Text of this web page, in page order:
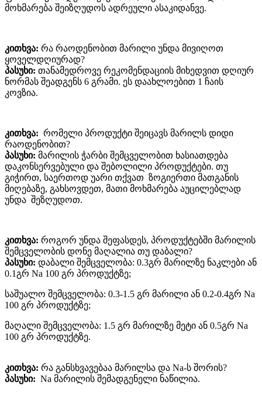
მოხმარება შეიზღუდოს ადრეული ასაკიდანვე.
კითხვა: რა რაოდენობით მარილი უნდა მივიღოთ
ყოველდღიურად?
პასუხი: თანამედროვე რეკომენდაციის მიხედვით დღიურ
ნორმას შეადგენს 6 გრამი. ეს დაახლოებით 1 ჩაის
კოვზია.
კითხვა: რომელი პროდუქტი შეიცავს მარილს დიდი
რაოდენობით?
პასუხი: მარილის ჭარბი შემცველობით ხასიათდება
დაკონსერვებული და შებოლილი პროდუქტები. თუ
გიჭირთ, საერთოდ უარი თქვათ ზოგიერთი მათგანის
მიღებაზე, გახსოვდეთ, მათი მოხმარება აუცილებლად
უნდა შეზღუდოთ.
კითხვა: როგორ უნდა შეფასდეს, პროდუქტებში მარილის
შემცველობის დონე მაღალია თუ დაბალი?
პასუხი: დაბალი შემცველობა: 0.3გრ მარილზე ნაკლები ან
0.1გრ Na 100 გრ პროდუქტზე;
საშუალო შემცველობა: 0.3-1.5 გრ მარილი ან 0.2-0.4გრ Na
100 გრ პროდუქტზე;
მაღალი შემცველობა: 1.5 გრ მარილზე მეტი ან 0.5გრ Na
100 გრ პროდუქტზე.
კითხვა: რა განსხვავებაა მარილსა და Na-ს შორის?
პასუხი: Na მარილის შემადგენელი ნაწილია.